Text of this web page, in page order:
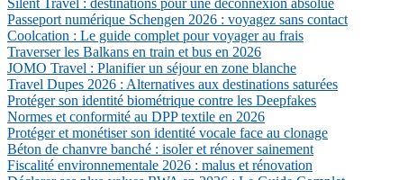
Silent Travel : destinations pour une déconnexion absolue
Passeport numérique Schengen 2026 : voyagez sans contact
Coolcation : Le guide complet pour voyager au frais
Traverser les Balkans en train et bus en 2026
JOMO Travel : Planifier un séjour en zone blanche
Travel Dupes 2026 : Alternatives aux destinations saturées
Protéger son identité biométrique contre les Deepfakes
Normes et conformité au DPP textile en 2026
Protéger et monétiser son identité vocale face au clonage
Béton de chanvre banché : isoler et rénover sainement
Fiscalité environnementale 2026 : malus et rénovation